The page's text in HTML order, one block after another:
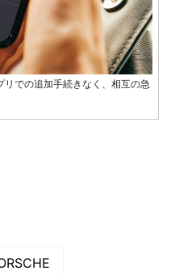
での追加手続きなく、相互の急